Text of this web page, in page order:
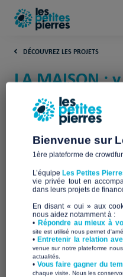
DÉCOUVREZ LES PROJETS
LA MAISON :
sortir (Indre-
ENTRAIDE ET
Bienvenue sur
1ère plateforme de
L’équipe Les Petites
vie privée tout en
dans leurs projets de
En disant « oui » aux
nous aidez notamment à :
• Répondre au mieux à
site est utilisé nous permet
•Entretenir la relation
venue sur notre plateforme
actualités.
​• Vous faire gagner du
chaque visite. Nous les